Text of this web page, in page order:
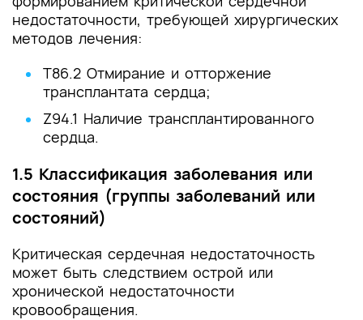
недостаточности, требующей хирургических
методов лечения:
T86.2 Отмирание и отторжение
трансплантата сердца;
Z94.1 Наличие трансплантированного
сердца.
1.5 Классификация заболевания или
состояния (группы заболеваний или
состояний)
Критическая сердечная недостаточность
может быть следствием острой или
хронической недостаточности
кровообращения.